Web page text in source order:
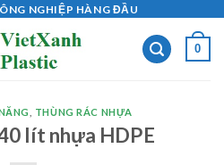
NGHIỆP HÀNG ĐẦU
0
THÙNG RÁC NHỰA
lít nhựa HDPE